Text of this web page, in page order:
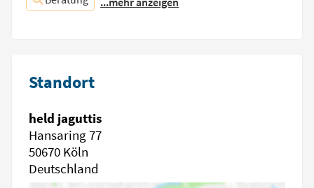
Standort
held jaguttis
Hansaring 77
50670 Köln
Deutschland